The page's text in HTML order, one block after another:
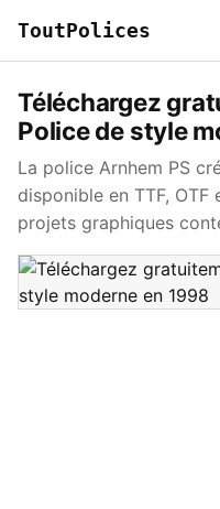
ToutPolices
Téléchargez
Police de style
La police Arnhem PS
disponible en TTF, OTF
projets graphiques